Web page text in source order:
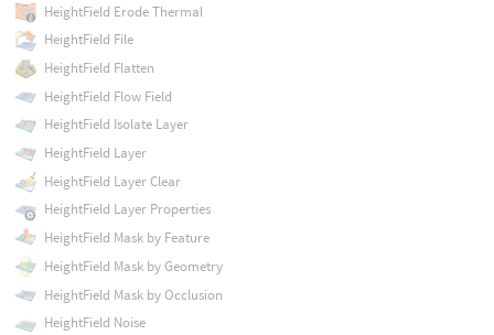
HeightField Erode Thermal
HeightField File
HeightField Flatten
HeightField Flow Field
HeightField Isolate Layer
HeightField Layer
HeightField Layer Clear
HeightField Layer Properties
HeightField Mask by Feature
HeightField Mask by Geometry
HeightField Mask by Occlusion
HeightField Noise